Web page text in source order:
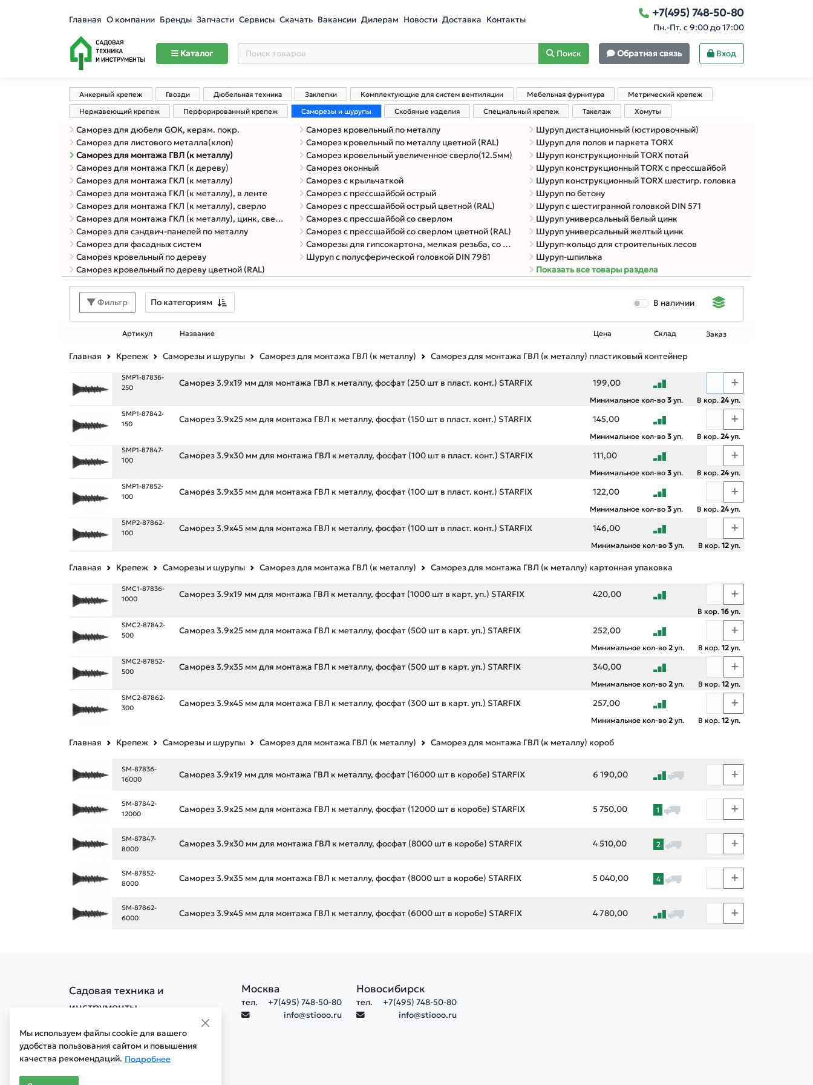
Главная О компании Бренды Запчасти Сервисы Скачать Вакансии Дилерам Новости Доставка Контакты +7(495) 748-50-80
Пн.-Пт. с 9:00 до 17:00
Каталог Поиск Обратная связь Вход
Анкерный крепеж Гвозди Дюбельная техника Заклепки Комплектующие для систем вентиляции Мебельная фурнитура
Метрический крепеж
Нержавеющий крепеж
Перфорированный крепеж Саморезы и шурупы Скобяные изделия Специальный крепеж Такелаж Хомуты
Саморез для дюбеля GOK, керам. покр.
Саморез для листового металла(клоп)
Саморез для монтажа ГВЛ (к металлу)
Саморез для монтажа ГКЛ (к дереву)
Саморез для монтажа ГКЛ (к металлу)
Саморез для монтажа ГКЛ (к металлу), в ленте
Саморез для монтажа ГКЛ (к металлу), сверло
Саморез для монтажа ГКЛ (к металлу), цинк, сверло
Саморез для сэндвич-панелей по металлу
Саморез для фасадных систем
Саморез кровельный по дереву
Саморез кровельный по дереву цветной (RAL)
Саморез кровельный по металлу
Саморез кровельный по металлу цветной (RAL)
Саморез кровельный увеличенное сверло(12.5мм)
Саморез оконный
Саморез с крыльчаткой
Саморез с прессшайбой острый
Саморез с прессшайбой острый цветной (RAL)
Саморез с прессшайбой со сверлом
Саморез с прессшайбой со сверлом цветной (RAL)
Саморезы для гипсокартона, мелкая резьба, со сверлом (к металлу)
Шуруп c полусферической головкой DIN 7981
Шуруп дистанционный (юстировочный)
Шуруп для полов и паркета TORX
Шуруп конструкционный TORX потай
Шуруп конструкционный TORX с прессшайбой
Шуруп конструкционный TORX шестигр. головка
Шуруп по бетону
Шуруп с шестигранной головкой DIN 571
Шуруп универсальный белый цинк
Шуруп универсальный желтый цинк
Шуруп-кольцо для строительных лесов
Шуруп-шпилька
Показать все товары раздела
Фильтр По категориям В наличии
Артикул Название Цена Склад Заказ
Главная Крепеж Саморезы и шурупы Саморез для монтажа ГВЛ (к металлу) Саморез для монтажа ГВЛ (к металлу) пластиковый контейнер
SMP1-87836-
250
Саморез 3.9х19 мм для монтажа ГВЛ к металлу, фосфат (250 шт в пласт. конт.) STARFIX 199,00
Минимальное кол-во 3 уп. В кор. 24уп.
SMP1-87842-
150
Саморез 3.9х25 мм для монтажа ГВЛ к металлу, фосфат (150 шт в пласт. конт.) STARFIX 145,00
Минимальное кол-во 3 уп. В кор. 24уп.
SMP1-87847-
100
Саморез 3.9х30 мм для монтажа ГВЛ к металлу, фосфат (100 шт в пласт. конт.) STARFIX 111,00
Минимальное кол-во 3 уп. В кор. 24уп.
SMP1-87852-
100
Саморез 3.9х35 мм для монтажа ГВЛ к металлу, фосфат (100 шт в пласт. конт.) STARFIX 122,00
Минимальное кол-во 3 уп. В кор. 24уп.
SMP2-87862-
100
Саморез 3.9х45 мм для монтажа ГВЛ к металлу, фосфат (100 шт в пласт. конт.) STARFIX 146,00
Минимальное кол-во 3 уп. В кор. 12 уп.
Главная Крепеж Саморезы и шурупы Саморез для монтажа ГВЛ (к металлу) Саморез для монтажа ГВЛ (к металлу) картонная упаковка
SMC1-87836-
1000
Саморез 3.9х19 мм для монтажа ГВЛ к металлу, фосфат (1000 шт в карт. уп.) STARFIX 420,00
В кор. 16 уп.
SMC2-87842-
500
Саморез 3.9х25 мм для монтажа ГВЛ к металлу, фосфат (500 шт в карт. уп.) STARFIX 252,00
Минимальное кол-во 2 уп. В кор. 12 уп.
SMC2-87852-
500
Саморез 3.9х35 мм для монтажа ГВЛ к металлу, фосфат (500 шт в карт. уп.) STARFIX 340,00
Минимальное кол-во 2 уп. В кор. 12 уп.
SMC2-87862-
300
Саморез 3.9х45 мм для монтажа ГВЛ к металлу, фосфат (300 шт в карт. уп.) STARFIX 257,00
Минимальное кол-во 2 уп. В кор. 12 уп.
Главная Крепеж Саморезы и шурупы Саморез для монтажа ГВЛ (к металлу) Саморез для монтажа ГВЛ (к металлу) короб
SM-87836-
16000
Саморез 3.9х19 мм для монтажа ГВЛ к металлу, фосфат (16000 шт в коробе) STARFIX 6 190,00
SM-87842-
12000
Саморез 3.9х25 мм для монтажа ГВЛ к металлу, фосфат (12000 шт в коробе) STARFIX 5 750,00 1
SM-87847-
8000
Саморез 3.9х30 мм для монтажа ГВЛ к металлу, фосфат (8000 шт в коробе) STARFIX 4 510,00 2
SM-87852-
8000
Саморез 3.9х35 мм для монтажа ГВЛ к металлу, фосфат (8000 шт в коробе) STARFIX 5 040,00 4
SM-87862-
6000
Саморез 3.9х45 мм для монтажа ГВЛ к металлу, фосфат (6000 шт в коробе) STARFIX 4 780,00
Мы используем файлы cookie для вашего
удобства пользования сайтом и повышения
качества рекомендаций. Подробнее
Садовая техника и
инструменты
Политика обработки cookie
Мобильная версия сайта
Старая версия сайта
Москва
тел.
+7(495) 748-50-80
info@stiooo.ru
Новосибирск
тел.
+7(495) 748-50-80
info@stiooo.ru